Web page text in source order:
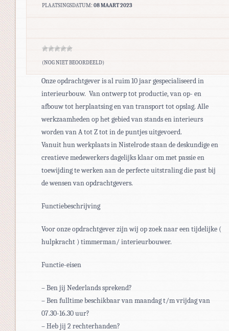
PLAATSINGSDATUM: 08 MAART 2023
(NOG NIET BEOORDEELD)
Onze opdrachtgever is al ruim 10 jaar gespecialiseerd in
interieurbouw. Van ontwerp tot productie, van op- en
afbouw tot herplaatsing en van transport tot opslag. Alle
werkzaamheden op het gebied van stands en interieurs
worden van A tot Z tot in de puntjes uitgevoerd.
Vanuit hun werkplaats in Nistelrode staan de deskundige en
creatieve medewerkers dagelijks klaar om met passie en
toewijding te werken aan de perfecte uitstraling die past bij
de wensen van opdrachtgevers.
Functiebeschrijving
Voor onze opdrachtgever zijn wij op zoek naar een tijdelijke (
hulpkracht ) timmerman/ interieurbouwer.
Functie-eisen
– Ben jij Nederlands sprekend?
– Ben fulltime beschikbaar van maandag t/m vrijdag van
07.30-16.30 uur?
– Heb jij 2 rechterhanden?